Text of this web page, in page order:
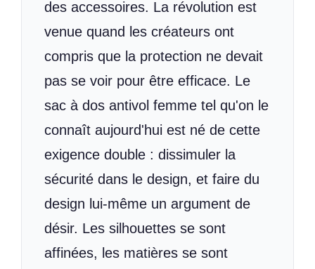
des accessoires. La révolution est
venue quand les créateurs ont
compris que la protection ne devait
pas se voir pour être efficace. Le
sac à dos antivol femme tel qu'on le
connaît aujourd'hui est né de cette
exigence double : dissimuler la
sécurité dans le design, et faire du
design lui-même un argument de
désir. Les silhouettes se sont
affinées, les matières se sont